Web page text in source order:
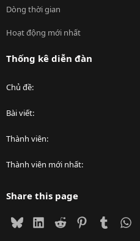
Dòng thời gian
Hoạt động mới nhất
Thống kê diễn đàn
Chủ đề
Bài viết
Thành viên
Thành viên mới nhất
Share this page
BlueskyLinkedIn
Reddit PinterestTumblr